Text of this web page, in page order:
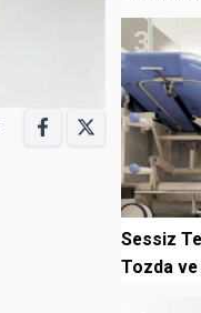
3
Sessiz
Tozda